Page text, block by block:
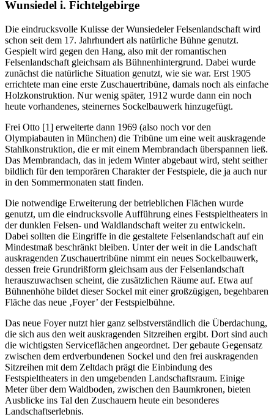
Wunsiedel i. Fichtelgebirge
Die eindrucksvolle Kulisse der Wunsiedeler Felsenlandschaft wird
schon seit dem 17. Jahrhundert als natürliche Bühne genutzt.
Gespielt wird gegen den Hang, also mit der romantischen
Felsenlandschaft gleichsam als Bühnenhintergrund. Dabei wurde
zunächst die natürliche Situation genutzt, wie sie war. Erst 1905
errichtete man eine erste Zuschauertribüne, damals noch als einfache
Holzkonstruktion. Nur wenig später, 1912 wurde dann ein noch
heute vorhandenes, steinernes Sockelbauwerk hinzugefügt.
Frei Otto [1] erweiterte dann 1969 (also noch vor den
Olympiabauten in München) die Tribüne um eine weit auskragende
Stahlkonstruktion, die er mit einem Membrandach überspannen ließ.
Das Membrandach, das in jedem Winter abgebaut wird, steht seither
bildlich für den temporären Charakter der Festspiele, die ja auch nur
in den Sommermonaten statt finden.
Die notwendige Erweiterung der betrieblichen Flächen wurde
genutzt, um die eindrucksvolle Aufführung eines Festspieltheaters in
der dunklen Felsen- und Waldlandschaft weiter zu entwickeln.
Dabei sollten die Eingriffe in die gestaltete Felsenlandschaft auf ein
Mindestmaß beschränkt bleiben. Unter der weit in die Landschaft
auskragenden Zuschauertribüne nimmt ein neues Sockelbauwerk,
dessen freie Grundrißform gleichsam aus der Felsenlandschaft
herauszuwachsen scheint, die zusätzlichen Räume auf. Etwa auf
Bühnenhöhe bildet dieser Sockel mit einer großzügigen, begehbaren
Fläche das neue ‚Foyer’ der Festspielbühne.
Das neue Foyer nutzt hier ganz selbstverständlich die Überdachung,
die sich aus den weit auskragenden Sitzreihen ergibt. Dort sind auch
die wichtigsten Serviceflächen angeordnet. Der gebaute Gegensatz
zwischen dem erdverbundenen Sockel und den frei auskragenden
Sitzreihen mit dem Zeltdach prägt die Einbindung des
Festspieltheaters in den umgebenden Landschaftsraum. Einige
Meter über dem Waldboden, zwischen den Baumkronen, bieten
Ausblicke ins Tal den Zuschauern heute ein besonderes
Landschaftserlebnis.